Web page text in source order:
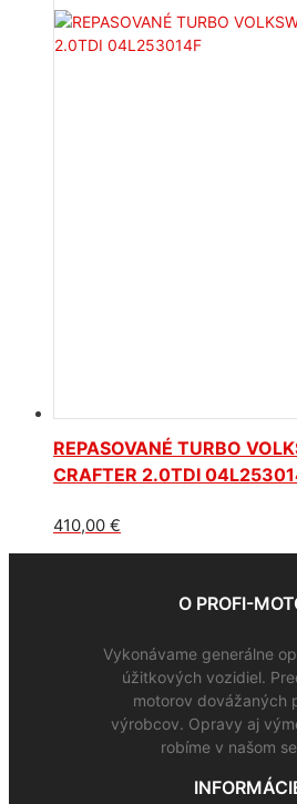
REPASOVANÉ TURBO
CRAFTER 2.0TDI
410,00 €
O PROFI-
Vykonávame generálne
úžitkových vozidiel.
motorov dovážaných
výrobcov. Opravy aj
robíme v našom